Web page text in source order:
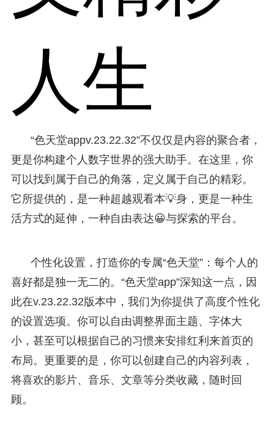
人生
“色天堂appv.23.22.32”不仅仅是内容的聚合者，
更是你构建个人数字世界的强大助手。在这里，你
可以找到属于自己的角落，定义属于自己的精彩。
它所提供的，是一种超越观看本💡身，更是一种生
活方式的延伸，一种自由表达😀与探索的平台。
个性化设置，打造你的专属“色天堂”：每个人的
喜好都是独一无二的。“色天堂app”深知这一点，因
此在v.23.22.32版本中，我们为你提供了高度个性化
的设置选项。你可以自由调整界面主题、字体大
小，甚至可以根据自己的习惯来安排红利来首页的
布局。更重要的是，你可以创建自己的内容列表，
将喜欢的影片、音乐、文章等分类收藏，随时回
顾。